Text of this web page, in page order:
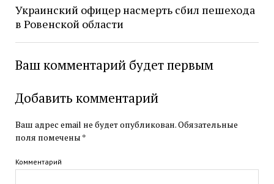
Украинский офицер насмерть сбил пешехода
в Ровенской области
Ваш комментарий будет первым
Добавить комментарий
Ваш адрес email не будет опубликован.Обязательные
поля помечены *
Комментарий